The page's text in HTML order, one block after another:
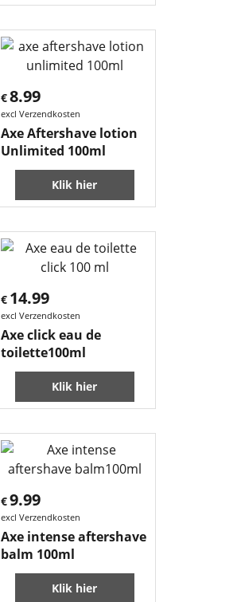
€8.99
excl Verzendkosten
Axe Aftershave lotion
Unlimited 100ml
Klik hier
€ 14.99
excl Verzendkosten
Axe click eau de
toilette100ml
Klik hier
€9.99
excl Verzendkosten
Axe intense aftershave
balm 100ml
Klik hier